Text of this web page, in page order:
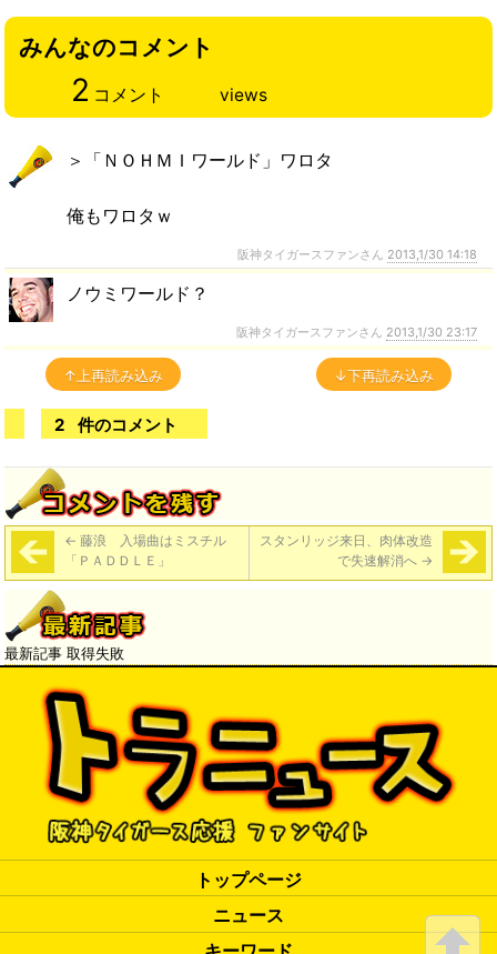
みんなのコメント
2 コメント views
＞「ＮＯＨＭＩワールド」ワロタ
俺もワロタｗ
阪神タイガースファンさん 2013,1/30 14:18
ノウミワールド？
阪神タイガースファンさん 2013,1/30 23:17
↑上再読み込み ↓下再読み込み
2 件のコメント
← 藤浪 入場曲はミスチル
「ＰＡＤＤＬＥ」
スタンリッジ来日、肉体改造
で失速解消へ →
最新記事 取得失敗
トップページ
ニュース